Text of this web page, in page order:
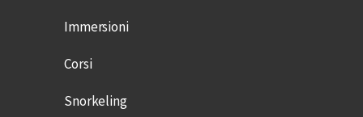
Immersioni
Corsi
Snorkeling